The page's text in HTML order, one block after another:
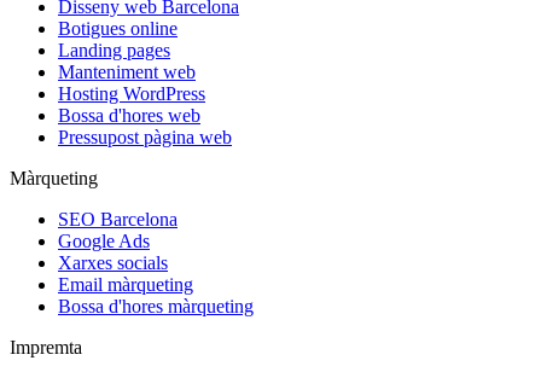
Disseny web Barcelona
Botigues online
Landing pages
Manteniment web
Hosting WordPress
Bossa d'hores web
Pressupost pàgina web
Màrqueting
SEO Barcelona
Google Ads
Xarxes socials
Email màrqueting
Bossa d'hores màrqueting
Impremta